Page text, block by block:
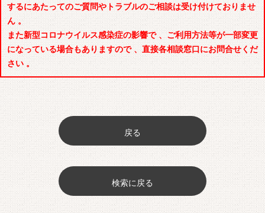
するにあたってのご質問やトラブルのご相談は受け付けておりませ
ん 。
また新型コロナウイルス感染症の影響で 、ご利用方法等が一部変更
になっている場合もありますので 、直接各相談窓口にお問合せくだ
さい 。
戻る
検索に戻る